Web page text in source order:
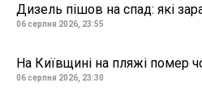
Дизель пішов на спад: які
06 серпня 2026, 23:55
На Київщині на пляжі помер
06 серпня 2026, 23:30